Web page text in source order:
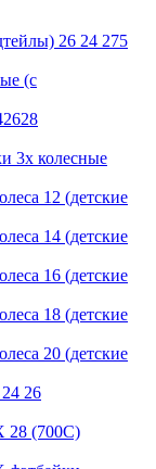
26 24 275
(с
3х колесные
12 (детские
14 (детские
16 (детские
18 (детские
20 (детские
26
28 (700С)